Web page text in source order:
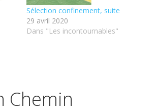
Sélection confinement, suite
29 avril 2020
Dans "Les incontournables"
Chemin